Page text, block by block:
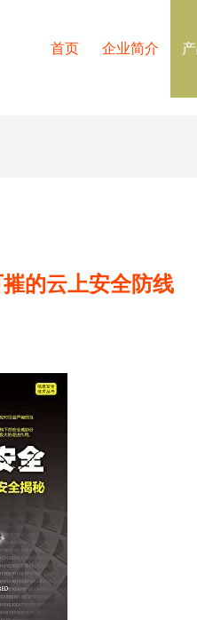
首页 企业简介
的云上安全防线